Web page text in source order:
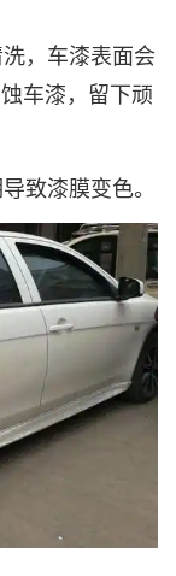
，车漆表面会
车漆，留下顽
致漆膜变色。